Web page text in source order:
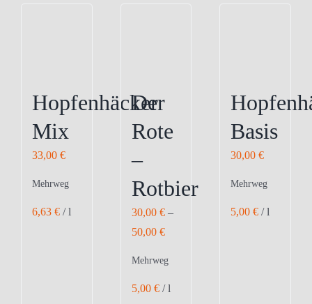
Hopfenhäcker
Mix
33,00 €
Mehrweg
6,63 € /l
Der
Rote
–
Rotbier
30,00 €–
50,00 €
Mehrweg
5,00 €/l
Basis
30,00€
Mehrweg
5,00€ /l